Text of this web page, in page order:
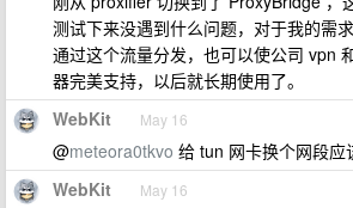
测试下来没遇到什么问题，对于我的需求
通过这个流量分发，也可以使公司 vpn
器完美支持，以后就长期使用了。
WebKit May 16
@meteora0tkvo 给 tun 网卡换个网段应
WebKit May 16